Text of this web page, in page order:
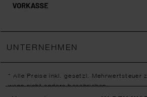
UNTERNEHMEN
* Alle Preise inkl. gesetzl. Mehrwertsteuer
wenn nicht anders beschrieben.